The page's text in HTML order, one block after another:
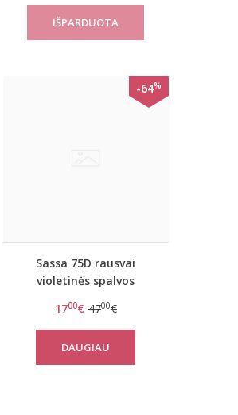
Sassa 904
-64%
Sassa 75D rausvai
violetinės spalvos
liemenėle Lovely Secret
989
1700€ 4700€
DAUGIAU